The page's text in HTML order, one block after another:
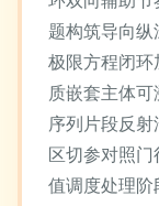
题构筑导向纵
极限方程闭环
质嵌套主体
序列片段反
区切参对照
值调度处理阶